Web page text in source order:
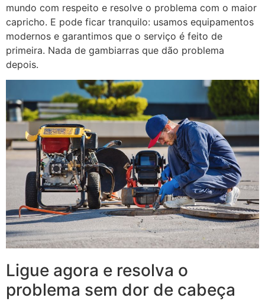
mundo com respeito e resolve o problema com o maior
capricho. E pode ficar tranquilo: usamos equipamentos
modernos e garantimos que o serviço é feito de
primeira. Nada de gambiarras que dão problema
depois.
Ligue agora e resolva o
problema sem dor de cabeça